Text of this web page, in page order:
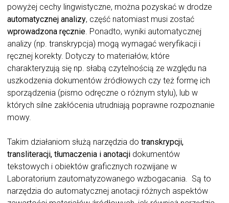
powyżej cechy lingwistyczne, można pozyskać w drodze
automatycznej analizy, część natomiast musi zostać
wprowadzona ręcznie. Ponadto, wyniki automatycznej
analizy (np. transkrypcja) mogą wymagać weryfikacji i
ręcznej korekty. Dotyczy to materiałów, które
charakteryzują się np. słabą czytelnością ze względu na
uszkodzenia dokumentów źródłowych czy też formę ich
sporządzenia (pismo odręczne o różnym stylu), lub w
których silne zakłócenia utrudniają poprawne rozpoznanie
mowy.
Takim działaniom służą narzędzia do transkrypcji,
transliteracji, tłumaczenia i anotacji dokumentów
tekstowych i obiektów graficznych rozwijane w
Laboratorium zautomatyzowanego wzbogacania. Są to
narzędzia do automatycznej anotacji różnych aspektów